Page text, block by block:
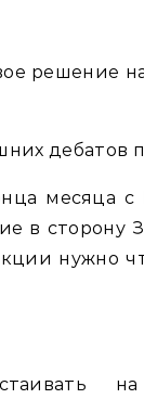
решение
дебатов
месяца с
в сторону
нужно
на